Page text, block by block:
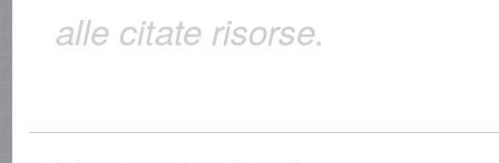
alle citate risorse.